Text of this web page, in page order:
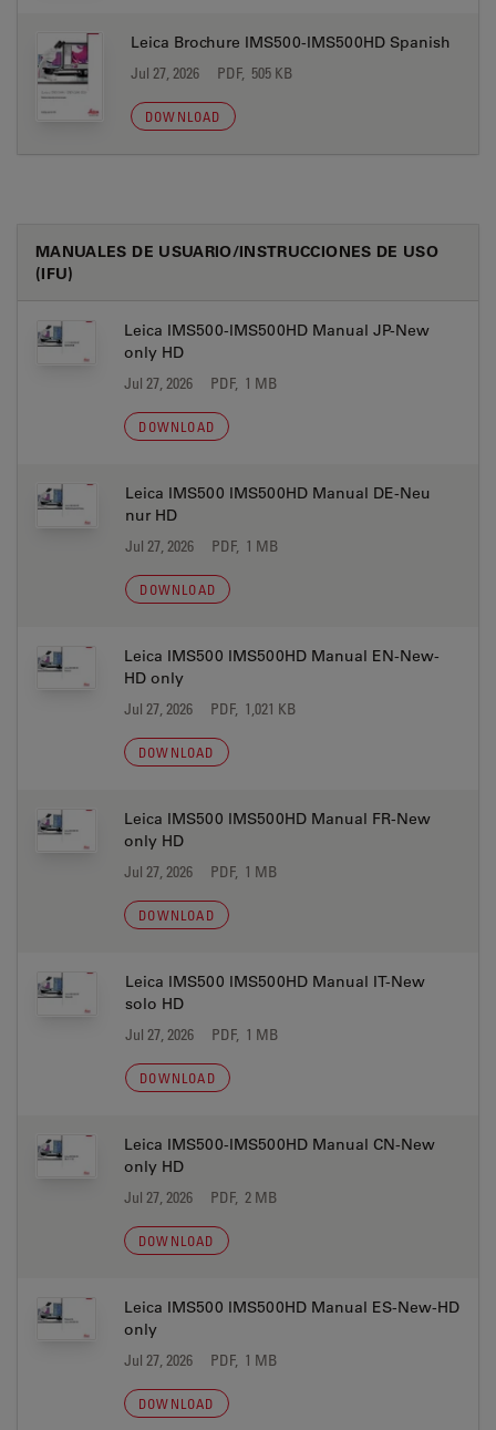
Leica Brochure IMS500-IMS500HD Spanish
Jul 27, 2026 PDF, 505 KB
DOWNLOAD
MANUALES DE USUARIO/INSTRUCCIONES DE USO
(IFU)
Leica IMS500-IMS500HD Manual JP-New
only HD
Jul 27, 2026 PDF, 1 MB
DOWNLOAD
Leica IMS500 IMS500HD Manual DE-Neu
nur HD
Jul 27, 2026 PDF, 1 MB
DOWNLOAD
Leica IMS500 IMS500HD Manual EN-New-
HD only
Jul 27, 2026 PDF, 1,021 KB
DOWNLOAD
Leica IMS500 IMS500HD Manual FR-New
only HD
Jul 27, 2026 PDF, 1 MB
DOWNLOAD
Leica IMS500 IMS500HD Manual IT-New
solo HD
Jul 27, 2026 PDF, 1 MB
DOWNLOAD
Leica IMS500-IMS500HD Manual CN-New
only HD
Jul 27, 2026 PDF, 2 MB
DOWNLOAD
Leica IMS500 IMS500HD Manual ES-New-HD
only
Jul 27, 2026 PDF, 1 MB
DOWNLOAD